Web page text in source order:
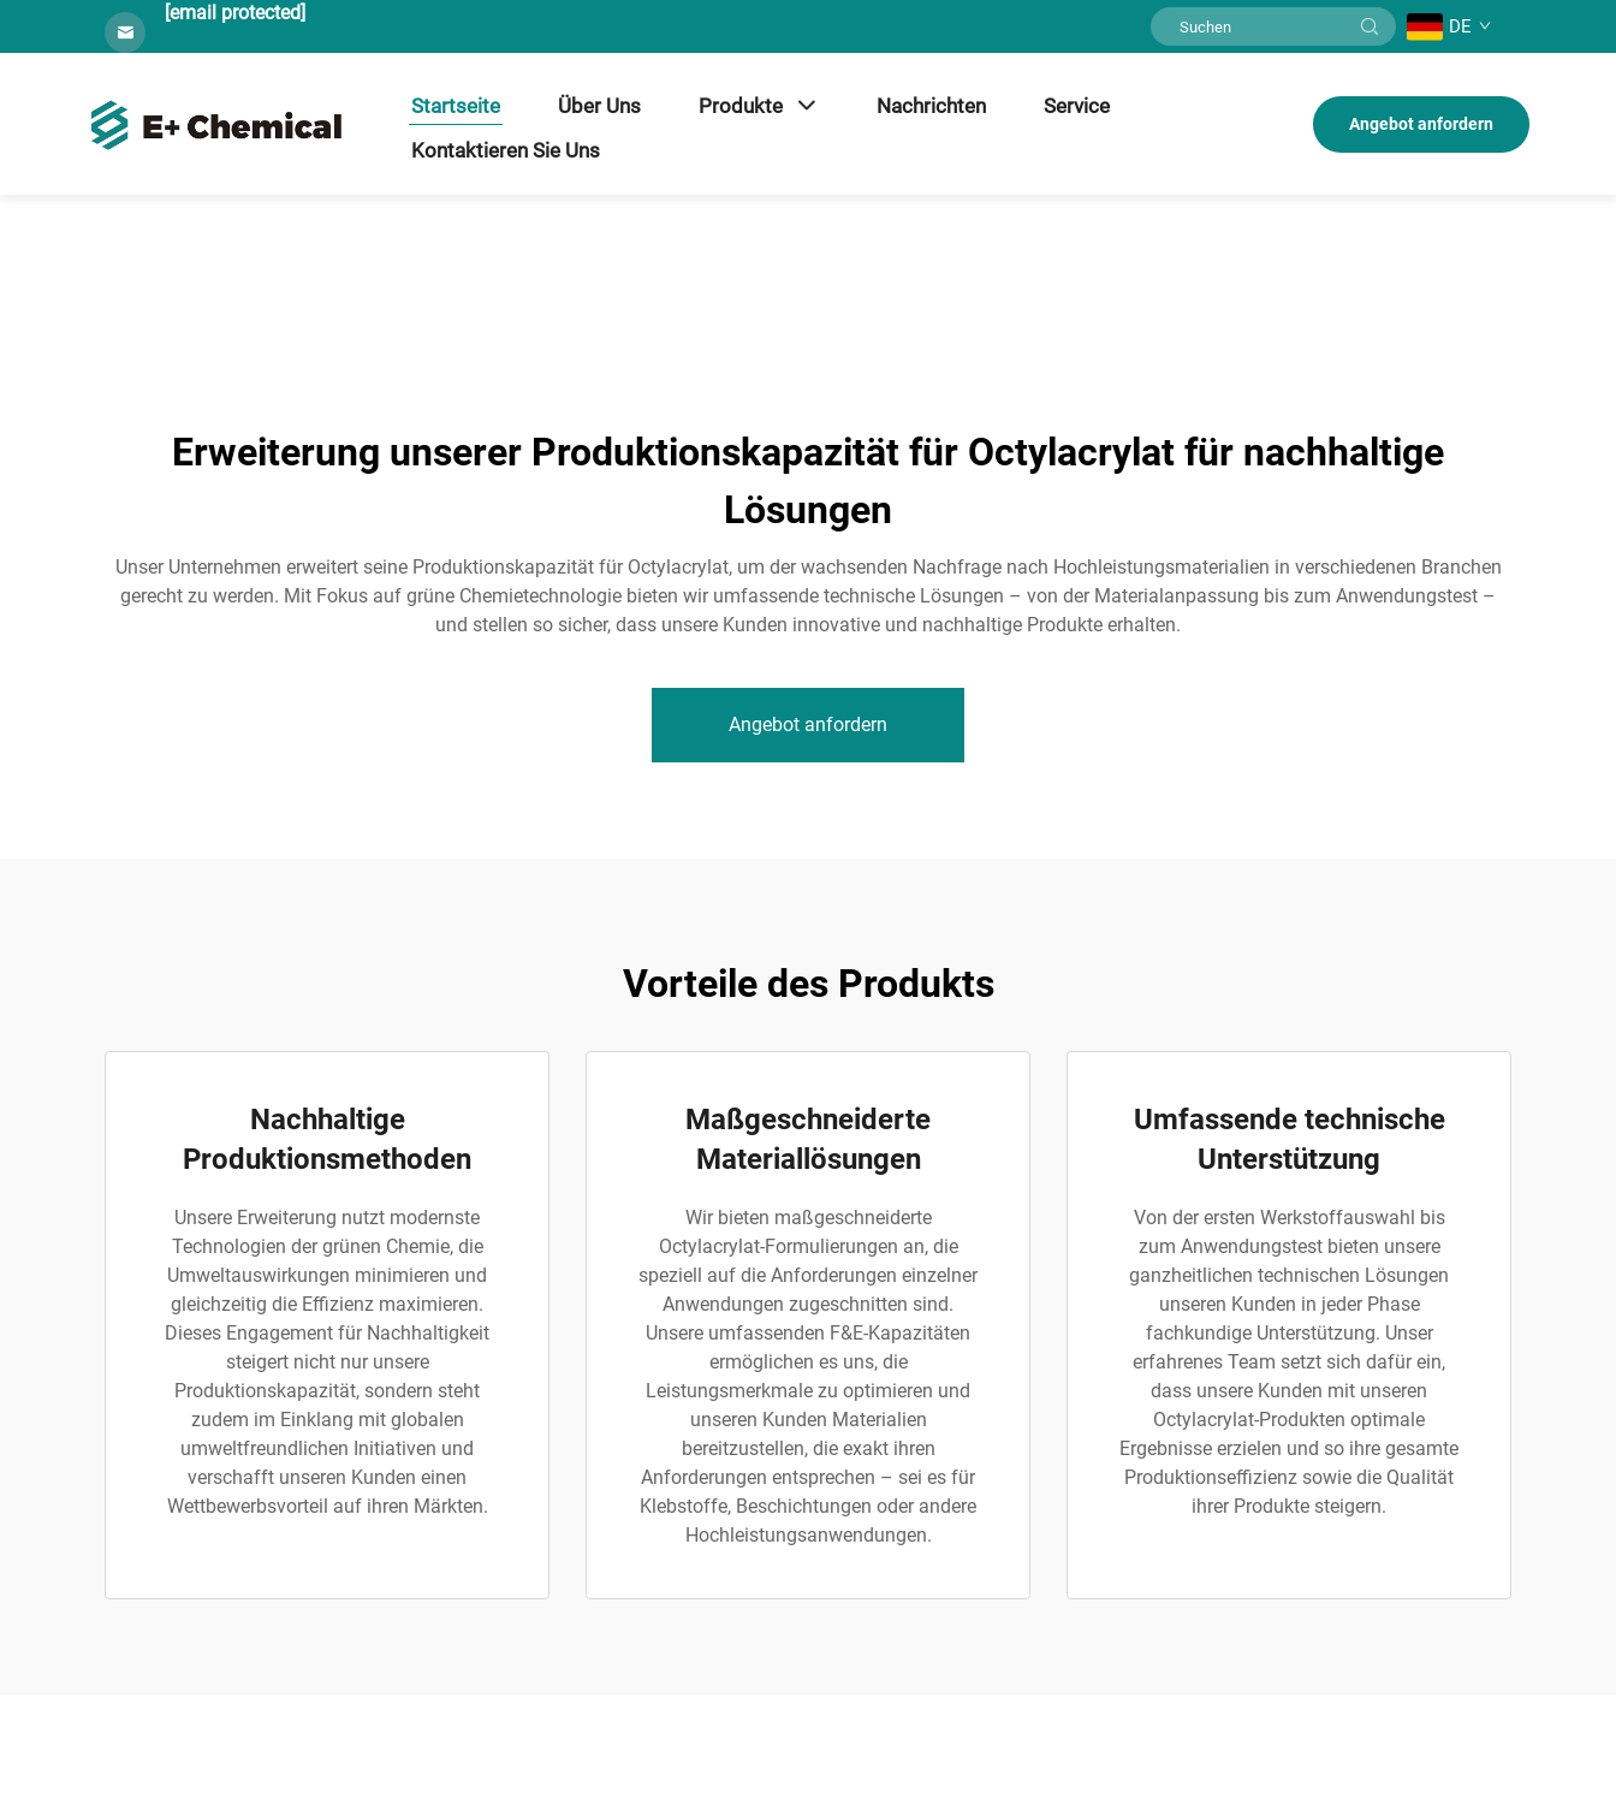
[email protected]
DE
Startseite Über Uns Produkte Nachrichten
Service
Kontaktieren Sie Uns
Angebot anfordern
Erweiterung unserer Produktionskapazität für Octylacrylat für nachhaltige
Lösungen
Unser Unternehmen erweitert seine Produktionskapazität für Octylacrylat, um der wachsenden Nachfrage nach Hochleistungsmaterialien in verschiedenen Branchen
gerecht zu werden. Mit Fokus auf grüne Chemietechnologie bieten wir umfassende technische Lösungen – von der Materialanpassung bis zum Anwendungstest –
und stellen so sicher, dass unsere Kunden innovative und nachhaltige Produkte erhalten.
Angebot anfordern
Vorteile des Produkts
Nachhaltige
Produktionsmethoden
Unsere Erweiterung nutzt modernste
Technologien der grünen Chemie, die
Umweltauswirkungen minimieren und
gleichzeitig die Effizienz maximieren.
Dieses Engagement für Nachhaltigkeit
steigert nicht nur unsere
Produktionskapazität, sondern steht
zudem im Einklang mit globalen
umweltfreundlichen Initiativen und
verschafft unseren Kunden einen
Wettbewerbsvorteil auf ihren Märkten.
Maßgeschneiderte
Materiallösungen
Wir bieten maßgeschneiderte
Octylacrylat-Formulierungen an, die
speziell auf die Anforderungen einzelner
Anwendungen zugeschnitten sind.
Unsere umfassenden F&E-Kapazitäten
ermöglichen es uns, die
Leistungsmerkmale zu optimieren und
unseren Kunden Materialien
bereitzustellen, die exakt ihren
Anforderungen entsprechen – sei es für
Klebstoffe, Beschichtungen oder andere
Hochleistungsanwendungen.
Umfassende technische
Unterstützung
Von der ersten Werkstoffauswahl bis
zum Anwendungstest bieten unsere
ganzheitlichen technischen Lösungen
unseren Kunden in jeder Phase
fachkundige Unterstützung. Unser
erfahrenes Team setzt sich dafür ein,
dass unsere Kunden mit unseren
Octylacrylat-Produkten optimale
Ergebnisse erzielen und so ihre gesamte
Produktionseffizienz sowie die Qualität
ihrer Produkte steigern.